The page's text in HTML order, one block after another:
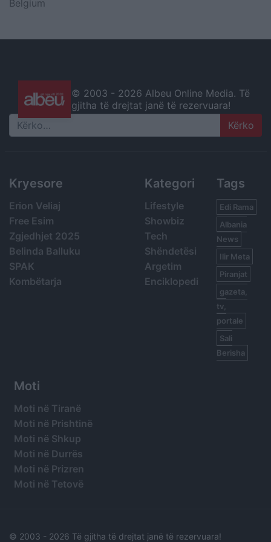
Belgium
© 2003 - 2026 Albeu Online Media. Të
gjitha të drejtat janë të rezervuara!
Search
Kryesore
Erion Veliaj
Free Esim
Zgjedhjet 2025
Belinda Balluku
SPAK
Kombëtarja
Kategori
Lifestyle
Showbiz
Tech
Shëndetësi
Argetim
Enciklopedi
Tags
Edi Rama
Albania
News
Ilir Meta
Piranjat
gazeta,
tv,
portale
Sali
Berisha
Moti
Moti në Tiranë
Moti në Prishtinë
Moti në Shkup
Moti në Durrës
Moti në Prizren
Moti në Tetovë
© 2003 - 2026 Të gjitha të drejtat janë të rezervuara!